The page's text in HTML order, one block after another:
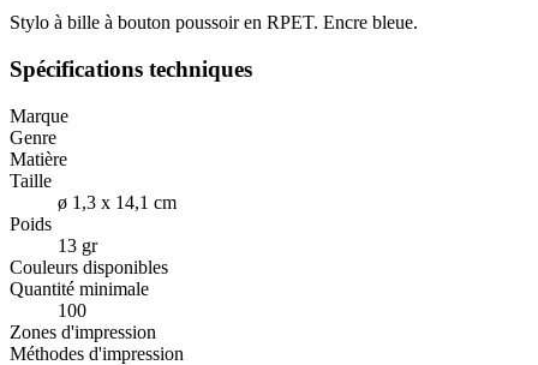
Stylo à bille à bouton poussoir en RPET. Encre bleue.
Spécifications techniques
Marque
Genre
Matière
Taille
ø 1,3 x 14,1 cm
Poids
13 gr
Couleurs disponibles
Quantité minimale
100
Zones d'impression
Méthodes d'impression